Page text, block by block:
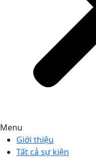
Menu
Giới thiệu
Tất cả sự kiện